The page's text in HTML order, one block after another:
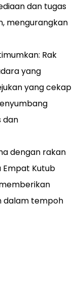
dan tugas
mengurangkan
Rak
yang
yang cekap
dan
dengan rakan
Empat Kutub
dalam tempoh